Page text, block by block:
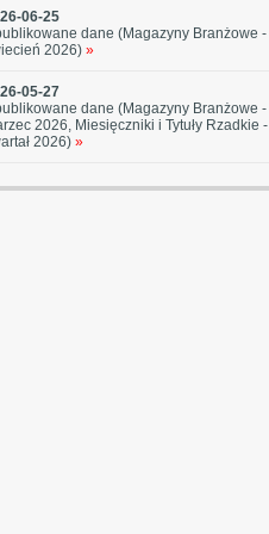
06-25
dane (Magazyny Branżowe -
2026) »
05-27
dane (Magazyny Branżowe -
2026, Miesięczniki i Tytuły Rzadkie - I
2026) »